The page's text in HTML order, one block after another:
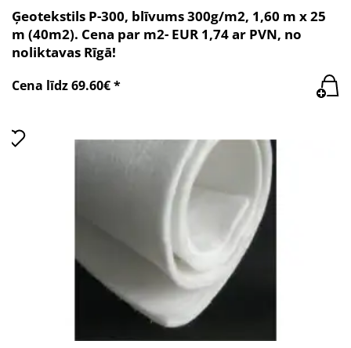
Ģeotekstils P-300, blīvums 300g/m2, 1,60 m x 25
m (40m2). Cena par m2- EUR 1,74 ar PVN, no
noliktavas Rīgā!
Cena līdz 69.60€ *